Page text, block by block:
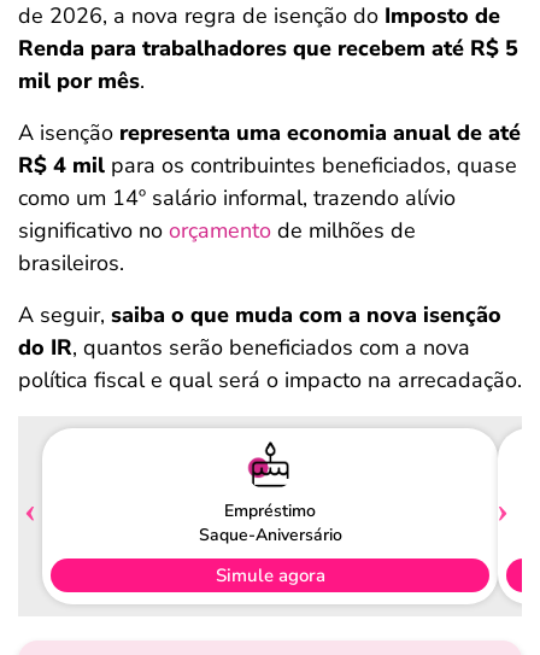
de 2026, a nova regra de isenção do Imposto de
Renda para trabalhadores que recebem até R$ 5
mil por mês.
A isenção representa uma economia anual de até
R$ 4 mil para os contribuintes beneficiados, quase
como um 14º salário informal, trazendo alívio
significativo no orçamento de milhões de
brasileiros.
A seguir, saiba o que muda com a nova isenção
do IR, quantos serão beneficiados com a nova
política fiscal e qual será o impacto na arrecadação.
Empréstimo
Saque-Aniversário
Simule agora